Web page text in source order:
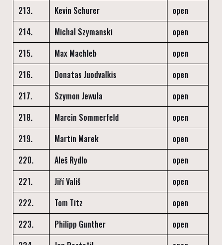
213.
Kevin Schurer
open
214.
Michal Szymanski
open
215.
Max Machleb
open
216.
Donatas Juodvalkis
open
217.
Szymon Jewula
open
218.
Marcin Sommerfeld
open
219.
Martin Marek
open
220.
Aleš Rydlo
open
221.
Jiří Vališ
open
222.
Tom Titz
open
223.
Philipp Gunther
open